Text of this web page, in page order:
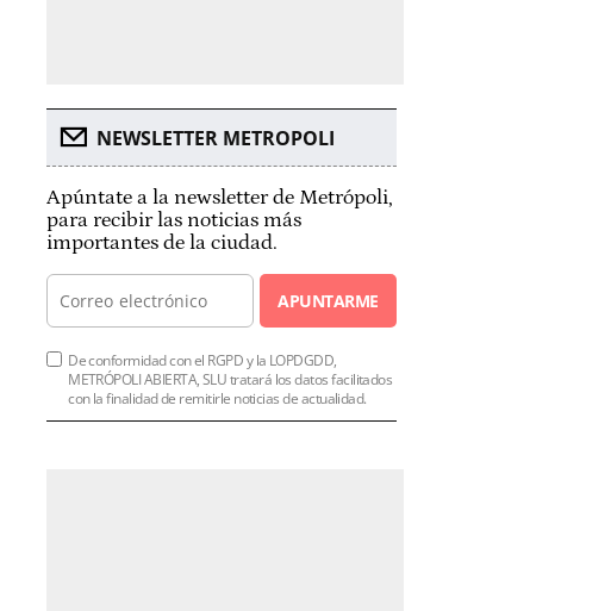
NEWSLETTER METROPOLI
Apúntate a la newsletter de Metrópoli,
para recibir las noticias más
importantes de la ciudad.
APUNTARME
De conformidad con el RGPD y la LOPDGDD,
METRÓPOLI ABIERTA, SLU tratará los datos facilitados
con la finalidad de remitirle noticias de actualidad.